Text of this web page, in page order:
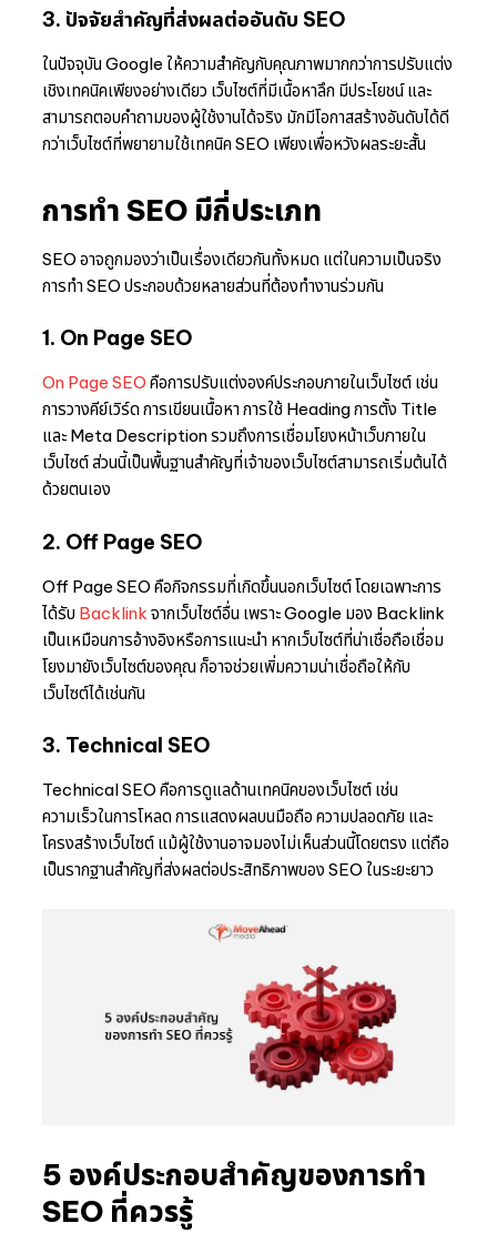
3. ปัจจัยสำคัญที่ส่งผลต่ออันดับ SEO
ในปัจจุบัน Google ให้ความสำคัญกับคุณภาพมากกว่าการปรับแต่ง
เชิงเทคนิคเพียงอย่างเดียว เว็บไซต์ที่มีเนื้อหาลึก มีประโยชน์ และ
สามารถตอบคำถามของผู้ใช้งานได้จริง มักมีโอกาสสร้างอันดับได้ดี
กว่าเว็บไซต์ที่พยายามใช้เทคนิค SEO เพียงเพื่อหวังผลระยะสั้น
การทำ SEO มีกี่ประเภท
SEO อาจถูกมองว่าเป็นเรื่องเดียวกันทั้งหมด แต่ในความเป็นจริง
การทำ SEO ประกอบด้วยหลายส่วนที่ต้องทำงานร่วมกัน
1. On Page SEO
On Page SEO คือการปรับแต่งองค์ประกอบภายในเว็บไซต์ เช่น
การวางคีย์เวิร์ด การเขียนเนื้อหา การใช้ Heading การตั้ง Title
และ Meta Description รวมถึงการเชื่อมโยงหน้าเว็บภายใน
เว็บไซต์ ส่วนนี้เป็นพื้นฐานสำคัญที่เจ้าของเว็บไซต์สามารถเริ่มต้นได้
ด้วยตนเอง
2. Off Page SEO
Off Page SEO คือกิจกรรมที่เกิดขึ้นนอกเว็บไซต์ โดยเฉพาะการ
ได้รับ Backlink จากเว็บไซต์อื่น เพราะ Google มอง Backlink
เป็นเหมือนการอ้างอิงหรือการแนะนำ หากเว็บไซต์ที่น่าเชื่อถือเชื่อม
โยงมายังเว็บไซต์ของคุณ ก็อาจช่วยเพิ่มความน่าเชื่อถือให้กับ
เว็บไซต์ได้เช่นกัน
3. Technical SEO
Technical SEO คือการดูแลด้านเทคนิคของเว็บไซต์ เช่น
ความเร็วในการโหลด การแสดงผลบนมือถือ ความปลอดภัย และ
โครงสร้างเว็บไซต์ แม้ผู้ใช้งานอาจมองไม่เห็นส่วนนี้โดยตรง แต่ถือ
เป็นรากฐานสำคัญที่ส่งผลต่อประสิทธิภาพของ SEO ในระยะยาว
5 องค์ประกอบสำคัญของการทำ
SEO ที่ควรรู้